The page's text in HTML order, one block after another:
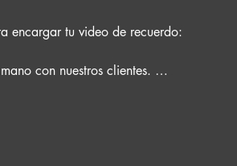
encargar tu video de recuerdo:
con nuestros clientes.